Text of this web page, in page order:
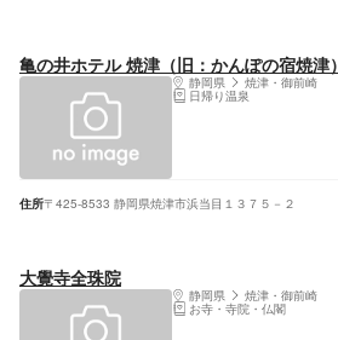
亀の井ホテル 焼津（旧：かんぽの宿焼津）
静岡県 焼津・御前崎
日帰り温泉
住所〒425-8533 静岡県焼津市浜当目１３７５－２
大覺寺全珠院
静岡県 焼津・御前崎
お寺・寺院・仏閣